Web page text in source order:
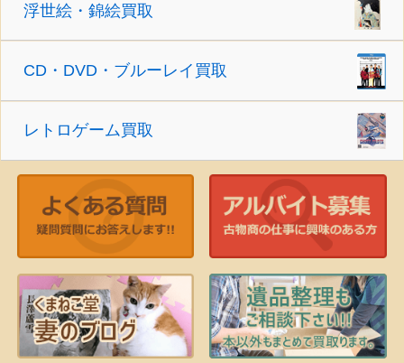
浮世絵・錦絵買取
CD・DVD・ブルーレイ買取
レトロゲーム買取